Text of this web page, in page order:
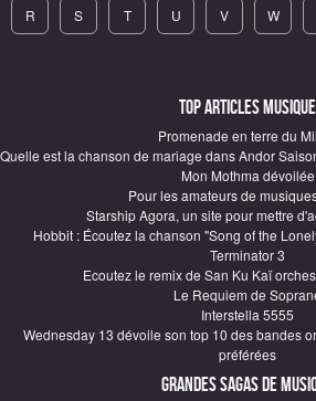
R S T U V W
Top articles Musique
Promenade en terre du
Quelle est la chanson de mariage dans Andor
Mon Mothma dévoilée
Pour les amateurs de
Starship Agora, un site pour mettre
Hobbit : Écoutez la chanson "Song of the
Terminator 3
Ecoutez le remix de San Ku Kaï
Le Requiem de
Interstella 5555
Wednesday 13 dévoile son top 10 des bandes
préférées
Grandes sagas de